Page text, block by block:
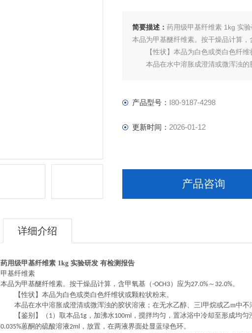
简要描述： 药用级甲基纤维素 1kg 实
本品为甲基醚纤维素。按干燥品计算
【性状】本品为白色或类白色纤维
本品在水中溶胀成澄清或微浑浊的
产品型号： I80-9187-4298
更新时间： 2026-01-12
产品咨询
详细介绍
药用级甲基纤维素 1kg 实验研发 有检测报告
甲基纤维素
本品为甲基醚纤维素。按干燥品计算，含甲氧基（-OCH3）应为27.0% ～ 32.0%。
【性状】本品为白色或类白色纤维状或颗粒状粉末。
本品在水中溶胀成澄清或微浑浊的胶状溶液；在无水乙醇、三l甲烷或乙m中不
【鉴别】（ 1）取本品1g ，加沸水100ml ，搅拌均匀，置冰浴中冷却至形成均
0.035%蒽酮的硫酸溶液2ml ，放置，在两液界面处显蓝绿色环。